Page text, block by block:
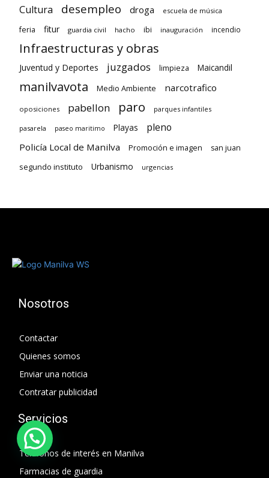
Cultura desempleo droga escuela de música
feria fitur guardia civil hacho ibi inauguración incendio
Infraestructuras y obras
Juventud y Deportes juzgados limpieza Maicandil
manilvavota Medio Ambiente narcotrafico
oposiciones pabellon paro parques infantiles
pasarela paseo maritimo Playas pleno
Policía Local de Manilva Promoción e imagen san juan
segundo instituto Urbanismo urgencias
Nosotros
Contactar
Quienes somos
Enviar una noticia
Contratar publicidad
Servicios
Telefonos de interés en Manilva
Farmacias de guardia